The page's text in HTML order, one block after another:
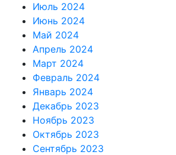
Июль 2024
Июнь 2024
Май 2024
Апрель 2024
Март 2024
Февраль 2024
Январь 2024
Декабрь 2023
Ноябрь 2023
Октябрь 2023
Сентябрь 2023